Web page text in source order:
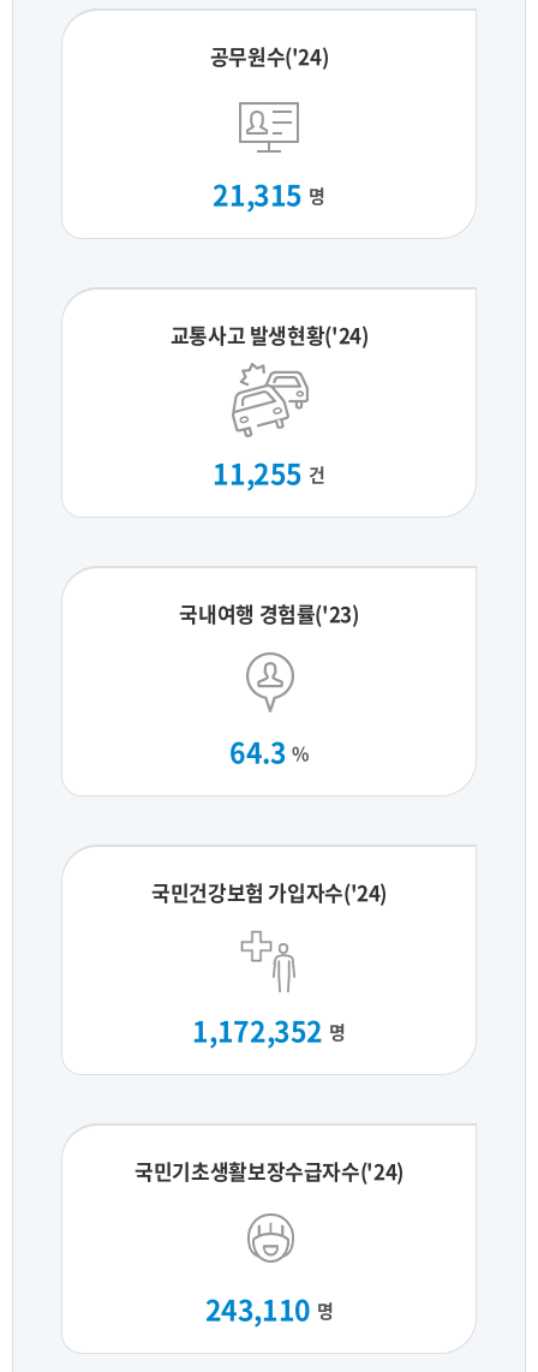
공무원수('24)
21,315 명
교통사고 발생현황('24)
11,255 건
국내여행 경험률('23)
64.3 %
국민건강보험 가입자수('24)
1,172,352 명
국민기초생활보장수급자수('24)
243,110 명